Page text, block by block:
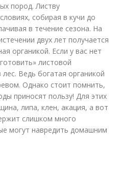
пород. Листву
собирая в кучи до
в течение сезона. На
двух лет получается
органикой. Если у вас нет
листовой
Ведь богатая органикой
Однако стоит помнить,
приносят пользу! Для этих
липа, клен, акация, а вот
слишком много
могут навредить домашним